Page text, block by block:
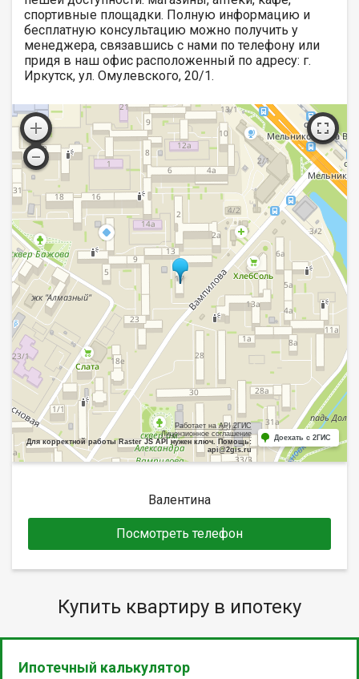
спортивные площадки. Полную информацию и
бесплатную консультацию можно получить у
менеджера, связавшись с нами по телефону или
придя в наш офис расположенный по адресу: г.
Иркутск, ул. Омулевского, 20/1.
Работает на API 2ГИС
Лицензионное соглашение
Для корректной работы Raster JS API нужен ключ. Помощь:
api@2gis.ru
Доехать с 2ГИС
Валентина
Посмотреть телефон
Купить квартиру в ипотеку
Ипотечный калькулятор